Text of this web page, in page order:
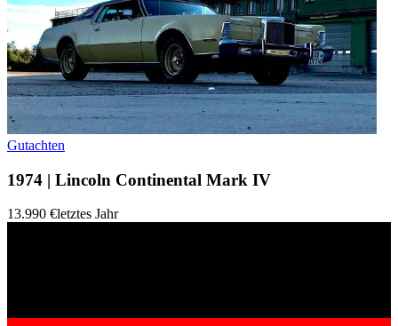
Gutachten
1974 | Lincoln Continental Mark IV
13.990 €letztes Jahr